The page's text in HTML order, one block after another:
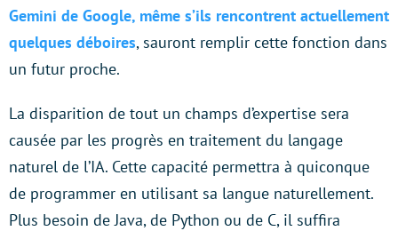
Gemini de Google, même s’ils rencontrent actuellement
quelques déboires, sauront remplir cette fonction dans
un futur proche.
La disparition de tout un champs d’expertise sera
causée par les progrès en traitement du langage
naturel de l’IA. Cette capacité permettra à quiconque
de programmer en utilisant sa langue naturellement.
Plus besoin de Java, de Python ou de C, il suffira